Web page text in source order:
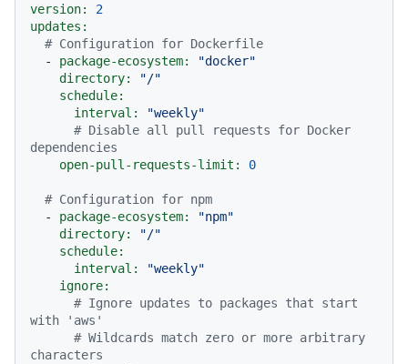
version:
2
updates:
# Configuration for Dockerfile
-
package-ecosystem:
"docker"
directory:
"/"
schedule:
interval:
"weekly"
# Disable all pull requests for Docker
dependencies
open-pull-requests-limit:
0
# Configuration for npm
-
package-ecosystem:
"npm"
directory:
"/"
schedule:
interval:
"weekly"
ignore:
# Ignore updates to packages that start
with 'aws'
# Wildcards match zero or more arbitrary
characters